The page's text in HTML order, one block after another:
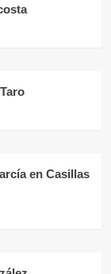
en Casillas